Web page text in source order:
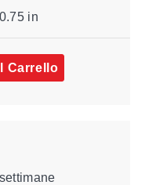
0.75 in
Carrello